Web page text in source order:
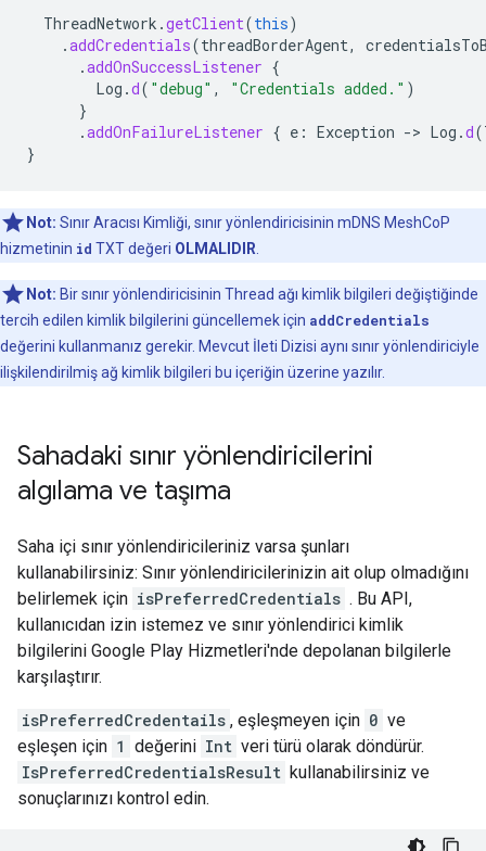
ThreadNetwork .getClient(this)
.addCredentials(threadBorderAgent,
.addOnSuccessListener {
Log .d( "debug" , "Credentials added." )
}
.addOnFailureListener { e : Exception -> Log .d(
}
Not: Sınır Aracısı Kimliği, sınır yönlendiricisinin mDNS MeshCoP
hizmetinin id TXT değeri OLMALIDIR
Not: Bir sınır yönlendiricisinin Thread ağı kimlik bilgileri değiştiğinde
tercih edilen kimlik bilgilerini güncellemek için addCredentials
değerini kullanmanız gerekir. Mevcut İleti Dizisi aynı sınır yönlendiriciyle
ilişkilendirilmiş ağ kimlik bilgileri bu içeriğin üzerine yazılır.
Sahadaki sınır yönlendiricilerini
algılama ve taşıma
Saha içi sınır yönlendiricileriniz varsa şunları
kullanabilirsiniz: Sınır yönlendiricilerinizin ait olup olmadığını
belirlemek için isPreferredCredentials . Bu API,
kullanıcıdan izin istemez ve sınır yönlendirici kimlik
bilgilerini Google Play Hizmetleri'nde depolanan bilgilerle
karşılaştırır.
isPreferredCredentails , eşleşmeyen için 0 ve
eşleşen için 1 değerini Int veri türü olarak döndürür.
IsPreferredCredentialsResult kullanabilirsiniz ve
sonuçlarınızı kontrol edin.